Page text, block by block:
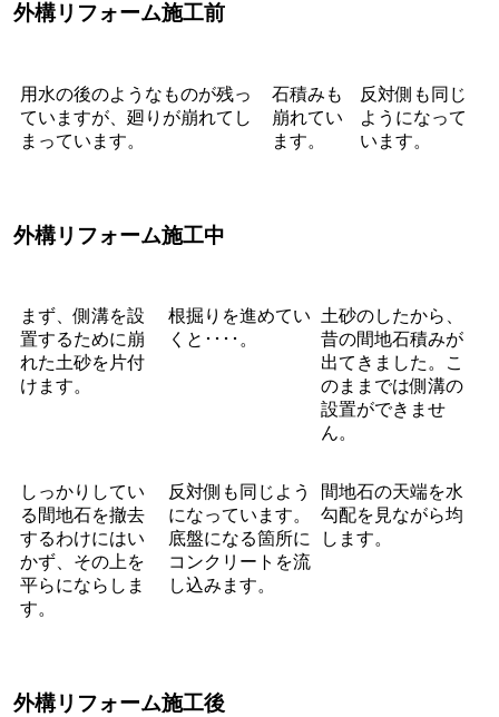
外構リフォーム施工前
用水の後のようなものが残っ
ていますが、廻りが崩れてし
まっています。
石積みも
崩れてい
ます。
反対側も同じ
ようになって
います。
外構リフォーム施工中
まず、側溝を設
置するために崩
れた土砂を片付
けます。
根掘りを進めてい
くと････。
土砂のしたから、
昔の間地石積みが
出てきました。こ
のままでは側溝の
設置ができませ
ん。
しっかりしてい
る間地石を撤去
するわけにはい
かず、その上を
平らにならしま
す。
反対側も同じよう
になっています。
底盤になる箇所に
コンクリートを流
し込みます。
間地石の天端を水
勾配を見ながら均
します。
外構リフォーム施工後